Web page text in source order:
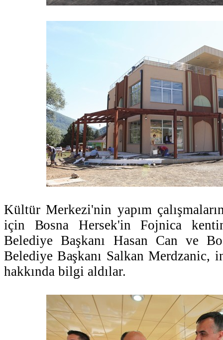
Kültür Merkezi'nin yapım
için Bosna Hersek'in Fojnica
Belediye Başkanı Hasan Can ve
Belediye Başkanı Salkan Merdzanic,
hakkında bilgi aldılar.